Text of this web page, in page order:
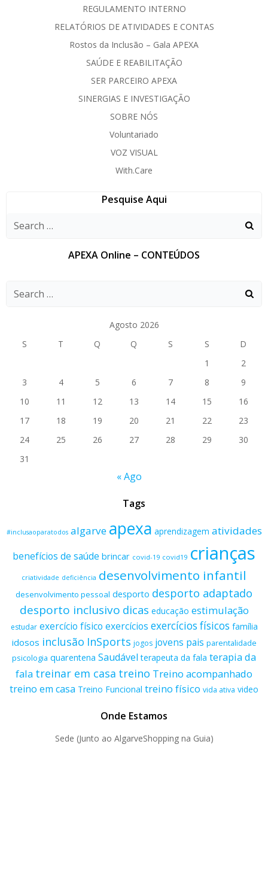
REGULAMENTO INTERNO
RELATÓRIOS DE ATIVIDADES E CONTAS
Rostos da Inclusão – Gala APEXA
SAÚDE E REABILITAÇÃO
SER PARCEIRO APEXA
SINERGIAS E INVESTIGAÇÃO
SOBRE NÓS
Voluntariado
VOZ VISUAL
With.Care
Pesquise Aqui
APEXA Online – CONTEÚDOS
Agosto 2026
S
T Q Q S S
D
1
2
3
4 5 6 7 8
9
10
11 12 13 14 15
16
17
18 19 20 21 22
23
24
25 26 27 28 29
30
31
« Ago
Tags
#inclusaoparatodos algarve apexa aprendizagem atividades
benefícios de saúde brincar covid-19 covid19 crianças
criatividade deficiência desenvolvimento infantil
desenvolvimento pessoal desporto desporto adaptado
desporto inclusivo dicas educação estimulação
estudar exercício físico exercícios exercícios físicos família
idosos inclusão InSports jogos jovens pais parentalidade
psicologia quarentena Saudável terapeuta da fala terapia da
fala treinar em casa treino Treino acompanhado
treino em casa Treino Funcional treino físico vida ativa video
Onde Estamos
Sede (Junto ao AlgarveShopping na Guia)